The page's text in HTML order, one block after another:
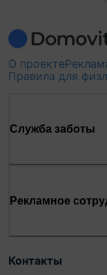
О проекте
Правила для
Служба заботы
Рекламное
Контакты